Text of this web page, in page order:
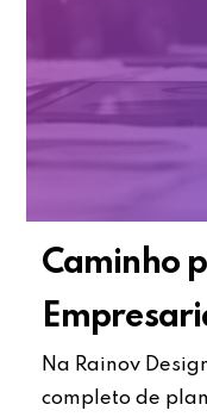
Caminho
Na Rainov
completo de